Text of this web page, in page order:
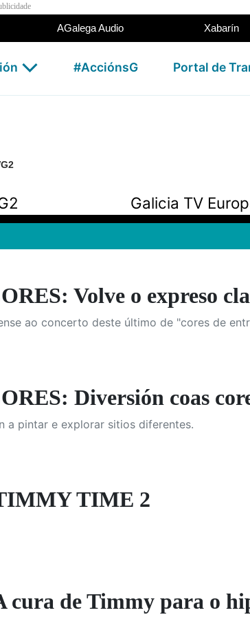
AGalega Audio Xabarín
#AcciónsG Portal de
Galicia TV
Volve o expreso
ao concerto deste último de "cores de
Diversión coas
a pintar e explorar sitios diferentes.
TIME 2
de Timmy para o